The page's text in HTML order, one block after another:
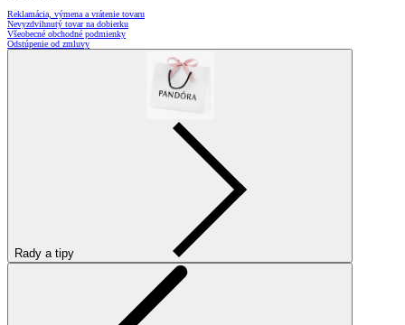
Reklamácia, výmena a vrátenie tovaru
Nevyzdvihnutý tovar na dobierku
Všeobecné obchodné podmienky
Odstúpenie od zmluvy
Rady a tipy